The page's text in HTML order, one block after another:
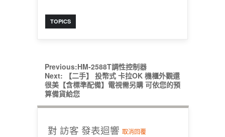
TOPICS
Previous:HM-2588T調性控制器
Next:
【二手】 投幣式 卡拉OK 機櫃外觀還
很美【含標準配備】電視需另購 可依您的預
算備貨給您
對 訪客 發表迴響 取消回覆